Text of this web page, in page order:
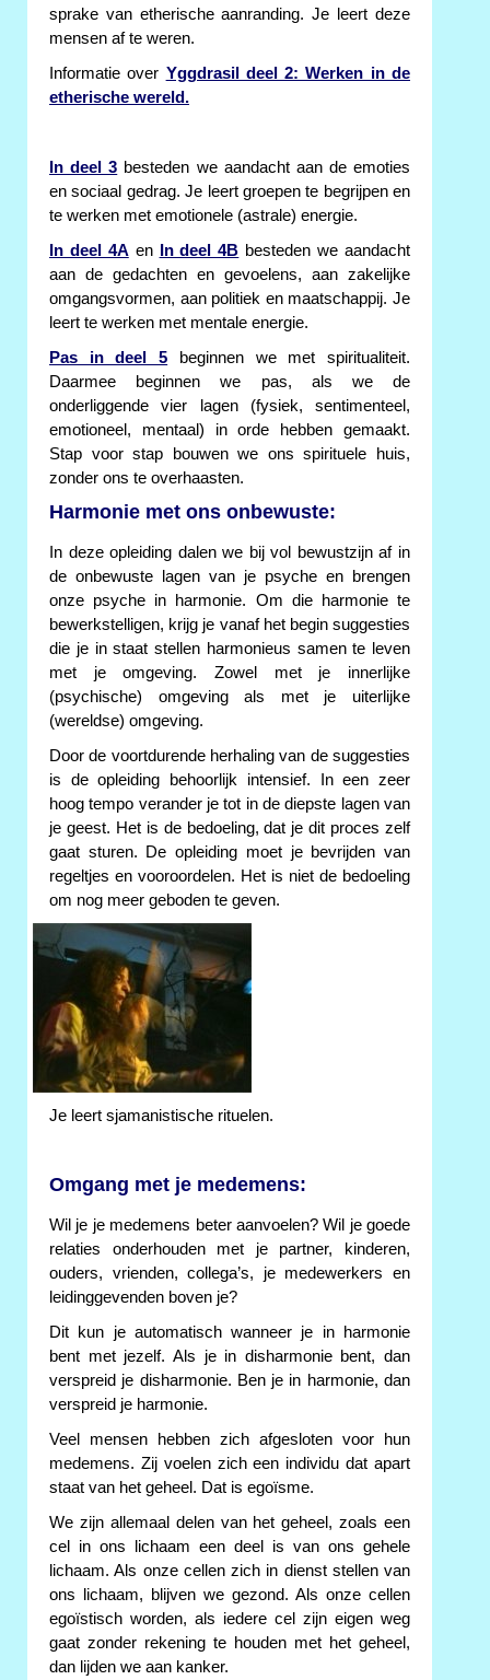
sprake van etherische aanranding. Je leert deze
mensen af te weren.
Informatie over Yggdrasil deel 2: Werken in de
etherische wereld.
In deel 3 besteden we aandacht aan de emoties
en sociaal gedrag. Je leert groepen te begrijpen en
te werken met emotionele (astrale) energie.
In deel 4A en In deel 4B besteden we aandacht
aan de gedachten en gevoelens, aan zakelijke
omgangsvormen, aan politiek en maatschappij. Je
leert te werken met mentale energie.
Pas in deel 5 beginnen we met spiritualiteit.
Daarmee beginnen we pas, als we de
onderliggende vier lagen (fysiek, sentimenteel,
emotioneel, mentaal) in orde hebben gemaakt.
Stap voor stap bouwen we ons spirituele huis,
zonder ons te overhaasten.
Harmonie met ons onbewuste:
In deze opleiding dalen we bij vol bewustzijn af in
de onbewuste lagen van je psyche en brengen
onze psyche in harmonie. Om die harmonie te
bewerkstelligen, krijg je vanaf het begin suggesties
die je in staat stellen harmonieus samen te leven
met je omgeving. Zowel met je innerlijke
(psychische) omgeving als met je uiterlijke
(wereldse) omgeving.
Door de voortdurende herhaling van de suggesties
is de opleiding behoorlijk intensief. In een zeer
hoog tempo verander je tot in de diepste lagen van
je geest. Het is de bedoeling, dat je dit proces zelf
gaat sturen. De opleiding moet je bevrijden van
regeltjes en vooroordelen. Het is niet de bedoeling
om nog meer geboden te geven.
Je leert sjamanistische rituelen.
Omgang met je medemens:
Wil je je medemens beter aanvoelen? Wil je goede
relaties onderhouden met je partner, kinderen,
ouders, vrienden, collega’s, je medewerkers en
leidinggevenden boven je?
Dit kun je automatisch wanneer je in harmonie
bent met jezelf. Als je in disharmonie bent, dan
verspreid je disharmonie. Ben je in harmonie, dan
verspreid je harmonie.
Veel mensen hebben zich afgesloten voor hun
medemens. Zij voelen zich een individu dat apart
staat van het geheel. Dat is egoïsme.
We zijn allemaal delen van het geheel, zoals een
cel in ons lichaam een deel is van ons gehele
lichaam. Als onze cellen zich in dienst stellen van
ons lichaam, blijven we gezond. Als onze cellen
egoïstisch worden, als iedere cel zijn eigen weg
gaat zonder rekening te houden met het geheel,
dan lijden we aan kanker.